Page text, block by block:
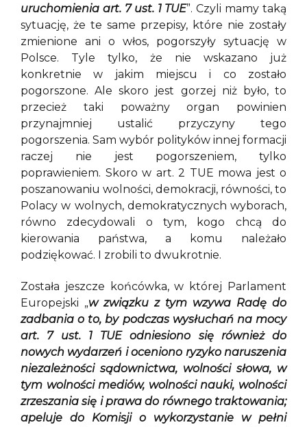
uruchomienia art. 7 ust. 1 TUE”. Czyli mamy taką
sytuację, że te same przepisy, które nie zostały
zmienione ani o włos, pogorszyły sytuację w
Polsce. Tyle tylko, że nie wskazano już
konkretnie w jakim miejscu i co zostało
pogorszone. Ale skoro jest gorzej niż było, to
przecież taki poważny organ powinien
przynajmniej ustalić przyczyny tego
pogorszenia. Sam wybór polityków innej formacji
raczej nie jest pogorszeniem, tylko
poprawieniem. Skoro w art. 2 TUE mowa jest o
poszanowaniu wolności, demokracji, równości, to
Polacy w wolnych, demokratycznych wyborach,
równo zdecydowali o tym, kogo chcą do
kierowania państwa, a komu należało
podziękować. I zrobili to dwukrotnie.
Została jeszcze końcówka, w której Parlament
Europejski „w związku z tym wzywa Radę do
zadbania o to, by podczas wysłuchań na mocy
art. 7 ust. 1 TUE odniesiono się również do
nowych wydarzeń i oceniono ryzyko naruszenia
niezależności sądownictwa, wolności słowa, w
tym wolności mediów, wolności nauki, wolności
zrzeszania się i prawa do równego traktowania;
apeluje do Komisji o wykorzystanie w pełni